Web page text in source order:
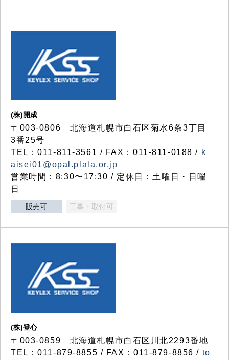
(株)開成
〒003-0806 北海道札幌市白石区菊水6条3丁目
3番25号
TEL：011-811-3561 / FAX：011-811-0188 / k
aisei01@opal.plala.or.jp
営業時間：8:30〜17:30 / 定休日：土曜日・日曜
日
販売可 工事・取付可
(株)登心
〒003-0859 北海道札幌市白石区川北2293番地
TEL：011-879-8855 / FAX：011-879-8856 / to